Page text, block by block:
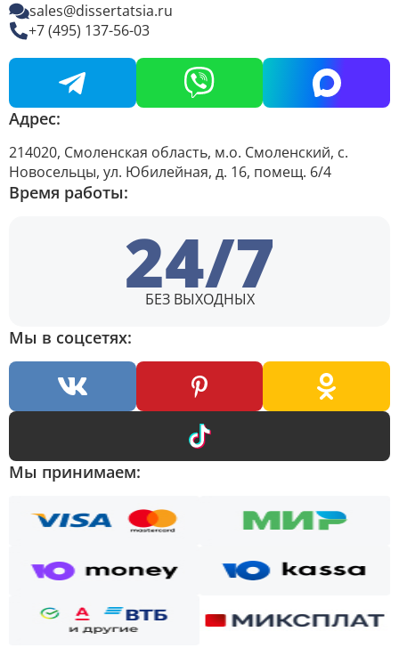
sales@dissertatsia.ru
+7 (495) 137-56-03
Адрес:
214020, Смоленская область, м.о. Смоленский, с.
Новосельцы, ул. Юбилейная, д. 16, помещ. 6/4
Время работы:
24/7
БЕЗ ВЫХОДНЫХ
Мы в соцсетях:
Мы принимаем: